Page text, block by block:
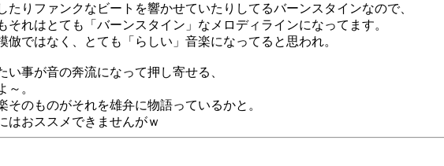
りファンクなビートを響かせていたりしてるバーンスタインなので、
れはとても「バーンスタイン」なメロディラインになってます。
ではなく、とても「らしい」音楽になってると思われ。
事が音の奔流になって押し寄せる、
～。
のものがそれを雄弁に物語っているかと。
はおススメできませんがｗ